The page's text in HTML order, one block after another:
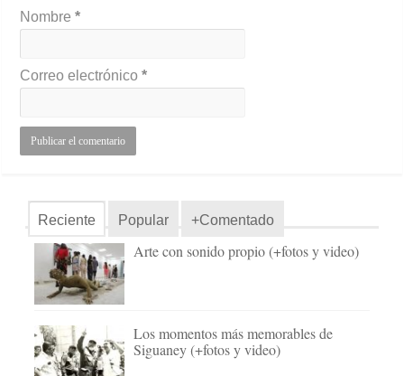
Nombre*
Correo electrónico*
Reciente Popular +Comentado
Arte con sonido propio (+fotos y video)
Los momentos más memorables de
Siguaney (+fotos y video)